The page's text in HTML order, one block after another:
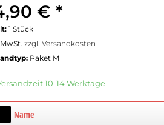
€ *
1 Stück
zzgl. Versandkosten
Paket M
10-14 Werktage
Name